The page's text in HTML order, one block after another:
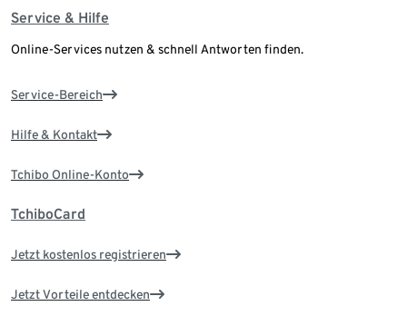
Service & Hilfe
Online-Services nutzen & schnell Antworten finden.
Service-Bereich
Hilfe & Kontakt
Tchibo Online-Konto
TchiboCard
Jetzt kostenlos registrieren
Jetzt Vorteile entdecken